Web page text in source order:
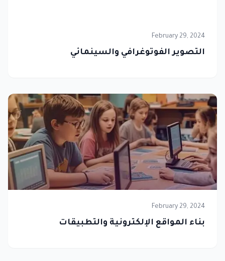
February 29, 2024
التصوير الفوتوغرافي والسينمائي
February 29, 2024
بناء المواقع الإلكترونية والتطبيقات